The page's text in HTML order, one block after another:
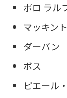
ポロ ラル
マッキン
ダーバン
ボス
ピエール